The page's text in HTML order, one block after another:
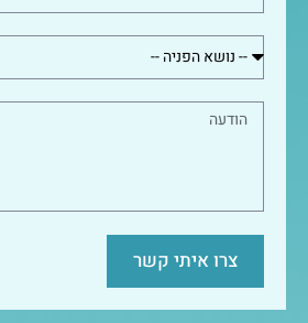
צרו איתי קשר